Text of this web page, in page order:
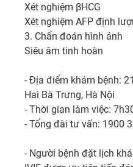
Xét nghiệm βHCG
Xét nghiệm AFP định
3. Chẩn đoán hình ảnh
Siêu âm tinh hoàn
- Địa điểm khám bệnh:
Hai Bà Trưng, Hà Nội
- Thời gian làm việc:
- Tổng đài tư vấn: 1900
- Người bệnh đặt lịch